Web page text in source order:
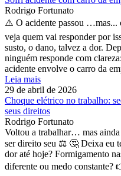
Rodrigo Fortunato
⚠️ O acidente passou …mas...
veja quem vai responder por
susto, o dano, talvez a dor.
ninguém responde com
acidente envolve o carro da
Leia mais
29 de abril de 2026
Choque elétrico no trabalho:
seus direitos
Rodrigo Fortunato
Voltou a trabalhar… mas ainda
ser direito seu ⚖️ 🤔 Deixa eu
dor até hoje? Formigamento
diferente ou medo constante?